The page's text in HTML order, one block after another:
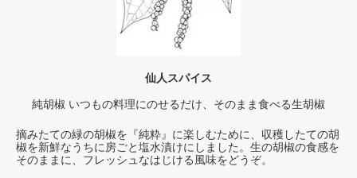
仙人スパイス
純胡椒 いつもの料理にのせるだけ、そのまま食べる生胡椒
摘みたての緑の胡椒を『純粋』に楽しむために、収穫したての胡
椒を新鮮なうちに房ごと塩水漬けにしました。生の胡椒の食感を
そのままに、フレッシュなはじける風味をどうぞ。